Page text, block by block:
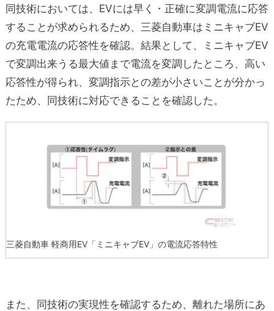
同技術においては、EVには早く・正確に変調電流に応答
することが求められるため、三菱自動車はミニキャブEV
の充電電流の応答性を確認。結果として、ミニキャブEV
で変調出来うる最大値まで電流を変調したところ、高い
応答性が得られ、変調指示との差が小さいことが分かっ
たため、同技術に対応できることを確認した。
三菱自動車 軽商用EV「ミニキャブEV」の電流応答特性
また、同技術の実現性を確認するため、離れた場所にあ